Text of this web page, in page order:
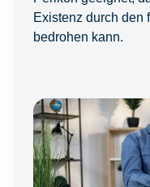
Existenz durch den
bedrohen kann.